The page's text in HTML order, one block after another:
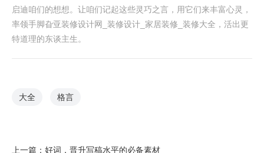
启迪咱们的想想。让咱们记起这些灵巧之言，用它们来丰富心灵，
率领手脚旮亚装修设计网_装修设计_家居装修_装修大全，活出更
特道理的东谈主生。
大全 格言
上一篇： 好词，晋升写稿水平的必备素材